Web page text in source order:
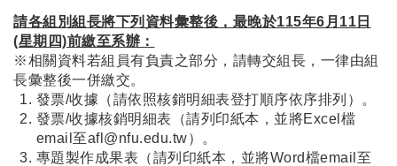
請各組別組長將下列資料彙整後，最晚於115年6月11日
(星期四)前繳至系辦：
※相關資料若組員有負責之部分，請轉交組長，一律由組
長彙整後一併繳交。
發票/收據（請依照核銷明細表登打順序依序排列）。
發票/收據核銷明細表（請列印紙本，並將Excel檔
email至afl@nfu.edu.tw）。
專題製作成果表（請列印紙本，並將Word檔email至